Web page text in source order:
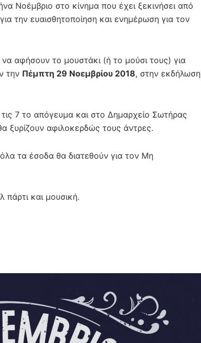
Νοέμβριο στο κίνημα που έχει ξεκινήσει από
την ευαισθητοποίηση και ενημέρωση για τον
αφήσουν το μουστάκι (ή το μούσι τους) για
την Πέμπτη 29 Νοεμβρίου 2018, στην εκδήλωση
7 το απόγευμα και στο Δημαρχείο Σωτήρας
ξυρίζουν αφιλοκερδώς τους άντρες.
τα έσοδα θα διατεθούν για τον Μη
και μουσική.